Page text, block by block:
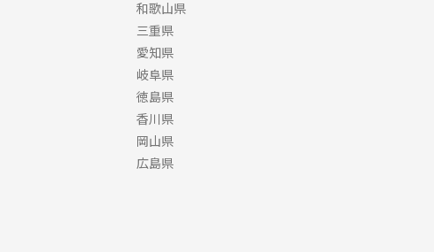
和歌山県
三重県
愛知県
岐阜県
徳島県
香川県
岡山県
広島県